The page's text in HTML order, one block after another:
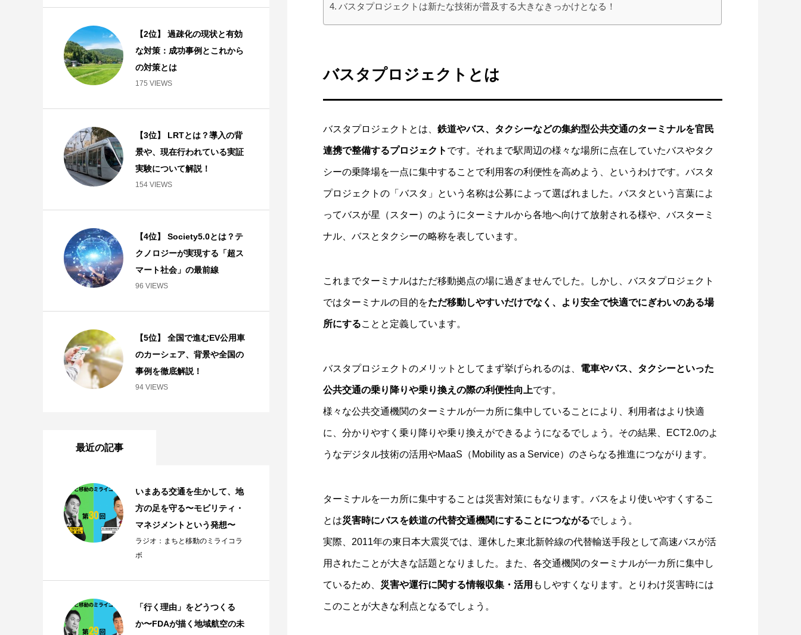
バスタプロジェクトは新たな技術が普及する大きなきっかけとなる！
バスタプロジェクトとは
バスタプロジェクトとは、鉄道やバス、タクシーなどの集約型公共交通のターミナルを官民
連携で整備するプロジェクト です。それまで駅周辺の様々な場所に点在していたバスやタク
シーの乗降場を一点に集中することで利用客の利便性を高めよう、というわけです。バスタ
プロジェクトの「バスタ」という名称は公募によって選ばれました。バスタという言葉によ
ってバスが星（スター）のようにターミナルから各地へ向けて放射される様や、バスターミ
ナル、バスとタクシーの略称を表しています。
これまでターミナルはただ移動拠点の場に過ぎませんでした。しかし、バスタプロジェクト
ではターミナルの目的をただ移動しやすいだけでなく、より安全で快適でにぎわいのある場
所にすることと定義しています。
バスタプロジェクトのメリットとしてまず挙げられるのは、 電車やバス、タクシーといった
公共交通の乗り降りや乗り換えの際の利便性向上です。
様々な公共交通機関のターミナルが一カ所に集中していることにより、利用者はより快適
に、分かりやすく乗り降りや乗り換えができるようになるでしょう。その結果、ECT2.0のよ
うなデジタル技術の活用やMaaS（Mobility as a Service）のさらなる推進につながります。
ターミナルを一カ所に集中することは災害対策にもなります。バスをより使いやすくするこ
とは災害時にバスを鉄道の代替交通機関にすることにつながるでしょう。
実際、2011年の東日本大震災では、運休した東北新幹線の代替輸送手段として高速バスが活
用されたことが大きな話題となりました。また、各交通機関のターミナルが一カ所に集中し
ているため、 災害や運行に関する情報収集・活用 もしやすくなります。とりわけ災害時には
このことが大きな利点となるでしょう。
【2位】 過疎化の現状と有効
な対策：成功事例とこれから
の対策とは
175 VIEWS
【3位】 LRTとは？導入の背
景や、現在行われている実証
実験について解説！
154 VIEWS
【4位】 Society5.0とは？テ
クノロジーが実現する「超ス
マート社会」の最前線
96 VIEWS
【5位】 全国で進むEV公用車
のカーシェア、背景や全国の
事例を徹底解説！
94 VIEWS
最近の記事
いまある交通を生かして、地
方の足を守る〜モビリティ・
マネジメントという発想〜
ラジオ：まちと移動のミライコラ
ボ
「行く理由」をどうつくる
か〜FDAが描く地域航空の未